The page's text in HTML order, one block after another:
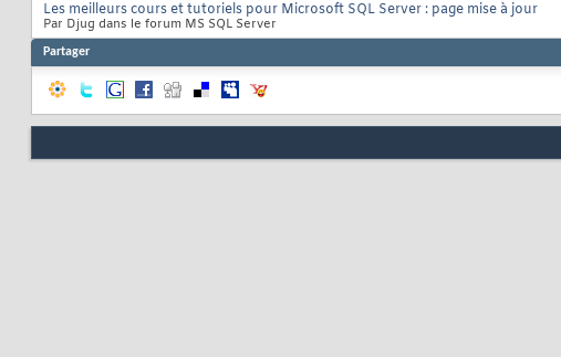
Les meilleurs cours et tutoriels pour Microsoft SQL Server : page mise à jour
Par Djug dans le forum MS SQL Server
Partager